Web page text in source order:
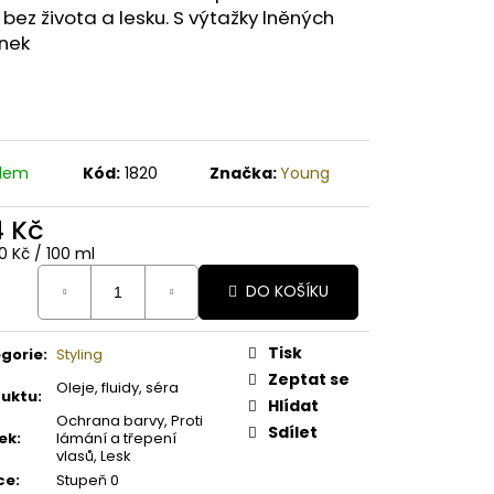
života a lesku. S výtažky lněných
Kód: 1820 Značka:Young
Kč
Kč / 100 ml
DO KOŠÍKU
: Styling
: Oleje, fluidy, séra
:
Ochrana barvy, Proti
lámání a třepení
vlasů, Lesk
:
Stupeň 0
Tisk
Zeptat se
Hlídat
Sdílet
PAPAYA ORGANICKÉ
BAMBUCKÉ MÁSLO